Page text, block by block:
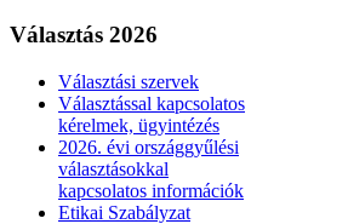
Választás 2026
Választási szervek
Választással kapcsolatos
kérelmek, ügyintézés
2026. évi országgyűlési
választásokkal
kapcsolatos információk
Etikai Szabályzat